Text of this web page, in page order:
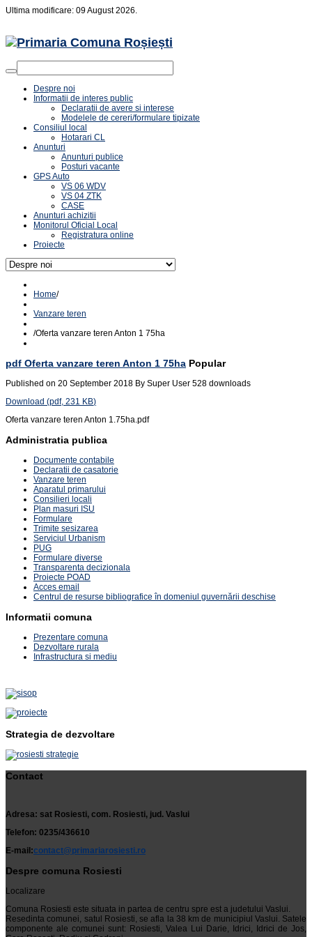
Ultima modificare: 09 August 2026.
Despre noi
Informatii de interes public
Declaratii de avere si interese
Modelele de cereri/formulare tipizate
Consiliul local
Hotarari CL
Anunturi
Anunturi publice
Posturi vacante
GPS Auto
VS 06 WDV
VS 04 ZTK
CASE
Anunturi achizitii
Monitorul Oficial Local
Registratura online
Proiecte
Home/
Vanzare teren
/Oferta vanzare teren Anton 1 75ha
pdf Oferta vanzare teren Anton 1 75ha Popular
Published on 20 September 2018 By Super User 528 downloads
Download (pdf, 231 KB)
Oferta vanzare teren Anton 1.75ha.pdf
Administratia publica
Documente contabile
Declaratii de casatorie
Vanzare teren
Aparatul primarului
Consilieri locali
Plan masuri ISU
Formulare
Trimite sesizarea
Serviciul Urbanism
PUG
Formulare diverse
Transparenta decizionala
Proiecte POAD
Acces email
Centrul de resurse bibliografice în domeniul guvernării deschise
Informatii comuna
Prezentare comuna
Dezvoltare rurala
Infrastructura si mediu
Strategia de dezvoltare
Contact
Adresa: sat Rosiesti, com. Rosiesti, jud. Vaslui
Telefon: 0235/436610
E-mail:contact@primariarosiesti.ro
Despre comuna Rosiesti
Localizare
Comuna Rosiesti este situata in partea de centru spre est a judetului Vaslui.
Resedinta comunei, satul Rosiesti, se afla la 38 km de municipiul Vaslui. Satele
componente ale comunei sunt: Rosiesti, Valea Lui Darie, Idrici, Idrici de Jos,